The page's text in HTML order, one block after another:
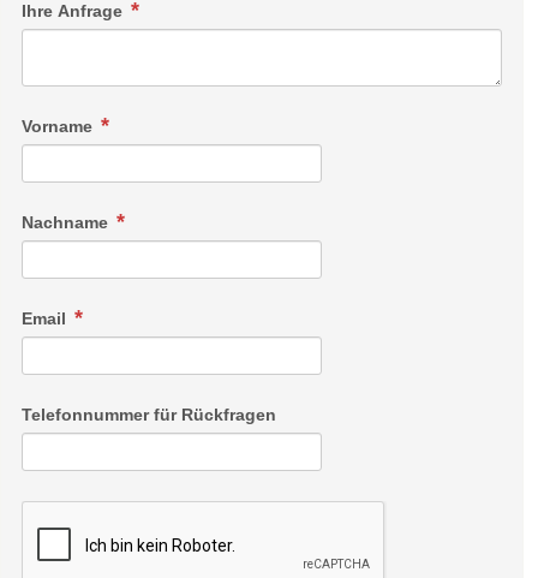
Ihre Anfrage
Vorname
Nachname
Email
Telefonnummer für Rückfragen